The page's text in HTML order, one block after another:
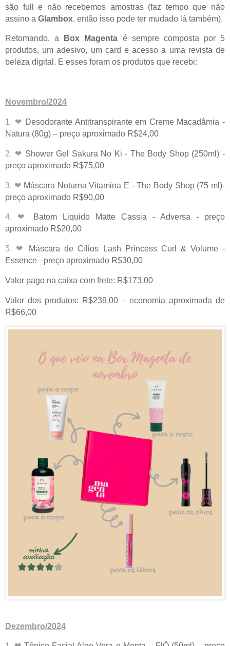
são full e não recebemos amostras (faz tempo que não
assino a Glambox, então isso pode ter mudado lá também).
Retomando, a Box Magenta é sempre composta por 5
produtos, um adesivo, um card e acesso a uma revista de
beleza digital. E esses foram os produtos que recebi:
Novembro/2024
1. ❤ Desodorante Antitranspirante em Creme Macadâmia -
Natura (80g) – preço aproximado R$24,00
2. ❤ Shower Gel Sakura No Ki - The Body Shop (250ml) -
preço aproximado R$75,00
3. ❤ Máscara Noturna Vitamina E - The Body Shop (75 ml)-
preço aproximado R$90,00
4. ❤
Batom Liquido Matte Cassia - Adversa - preço
aproximado R$20,00
5. ❤
Máscara de Cílios Lash Princess Curl & Volume -
Essence –preço aproximado R$30,00
Valor pago na caixa com frete: R$173,00
Valor dos produtos: R$239,00 – economia aproximada de
R$66,00
Dezembro/2024